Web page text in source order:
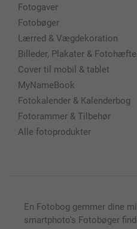
Fotogaver
Fotobøger
Lærred & Vægdekoration
Billeder, Plakater &
Cover til mobil & tablet
MyNameBook
Fotokalender & Kalenderbog
Fotorammer & Tilbehør
Alle fotoprodukter
En Fotobog gemmer dine
smartphoto's Fotobøger